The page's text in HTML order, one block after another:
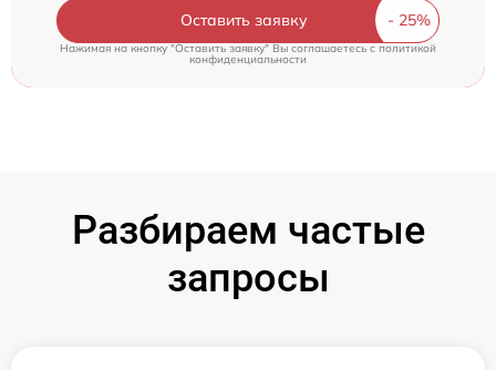
Оставить заявку
Нажимая на кнопку "Оставить заявку" Вы соглашаетесь cполитикой
конфиденциальности
Разбираем частые
запросы